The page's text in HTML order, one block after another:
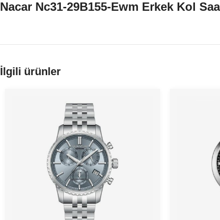
Nacar Nc31-29B155-Ewm Erkek Kol
İlgili ürünler